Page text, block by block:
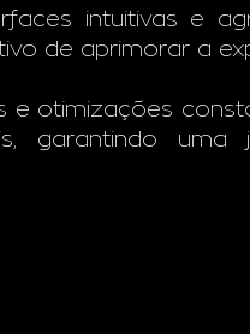
intuitivas e
de aprimorar a
e otimizações
garantindo